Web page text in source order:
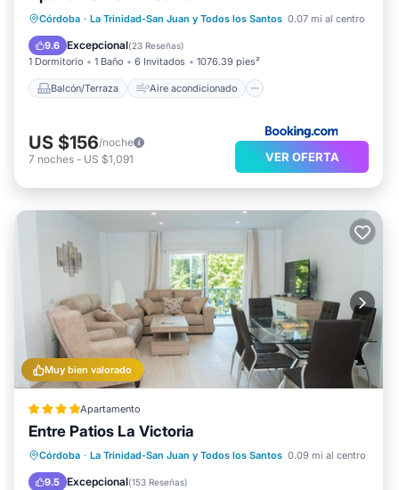
Córdoba · La Trinidad-San Juan y Todos los Santos 0.07 mi al centro
9.6 Excepcional(23 Reseñas)
1 Dormitorio 1 Baño 6 Invitados 1076.39 pies²
Balcón/Terraza Aire acondicionado
Balcón/Terraza
Aire acondicionado
Internet
Apto para niños
US $156/noche
7 noches - US $1,091 VER OFERTA
Muy bien valorado
Apartamento
Entre Patios La Victoria
Córdoba · La Trinidad-San Juan y Todos los Santos 0.09 mi al centro
9.5 Excepcional(153 Reseñas)
Balcón/Terraza
Aire acondicionado
Internet
Apto para niños